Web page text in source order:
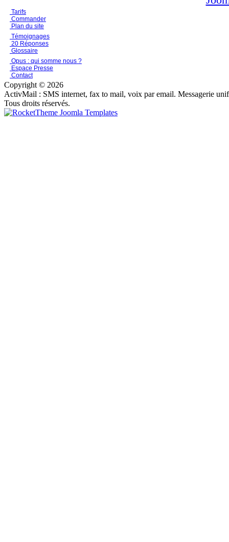
Tarifs
Commander
Plan du site
Témoignages
20 Réponses
Glossaire
Opus : qui somme nous ?
Espace Presse
Contact
Copyright © 2026
ActivMail : SMS internet, fax to mail, voix par email. Messagerie
Tous droits réservés.